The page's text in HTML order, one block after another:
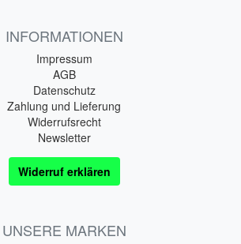
INFORMATIONEN
Impressum
AGB
Datenschutz
Zahlung und Lieferung
Widerrufsrecht
Newsletter
Widerruf erklären
UNSERE MARKEN